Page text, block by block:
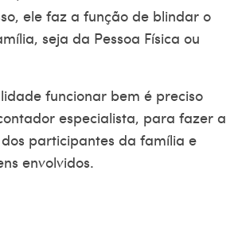
ele faz a função de blindar o
seja da Pessoa Física ou
funcionar bem é preciso
especialista, para fazer a
participantes da família e
envolvidos.